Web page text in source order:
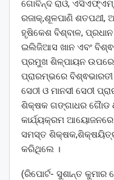
ଗୋବିନ୍ଦ ରାଓ, ଏସିଏଫ୍ଏମ୍
ରଜାକ୍,ଶୂଳପାଣି ଶତପଥୀ,
ହୃଷିକେଶ ବିଶ୍ବାଳ,
ଇଲିଜିଆସ ଖାନ ଏବଂ
ପ୍ରମୁଖ ଶିଳ୍ପାୟନ
ପ୍ରାରମ୍ଭରେ ବିଶ୍ଵଭାରତୀ
ସେଠୀ ଓ ମାନସୀ ସେଠୀ
ଶିକ୍ଷକ ଗଙ୍ଗାଧର ଗୈାଡ
କାର୍ଯ୍ୟକ୍ରମ
ସମସ୍ତ
କରିଥିଲେ ।
(ରିପୋର୍ଟ- ସୁଶାନ୍ତ କୁମାର